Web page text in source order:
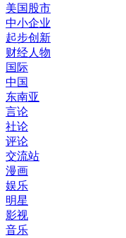
美国股市
中小企业
起步创新
财经人物
国际
中国
东南亚
言论
社论
评论
交流站
漫画
娱乐
明星
影视
音乐